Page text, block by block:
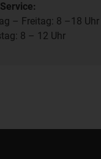
– Freitag: 8 –18 Uhr
8 – 12 Uhr